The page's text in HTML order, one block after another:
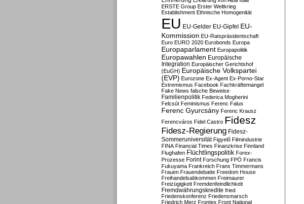
ERSTE Group Erster Weltkrieg
Establishment Ethnische Homogenität
EU EU-Gelder EU-Gipfel EU-
Kommission EU-Ratspräsidentschaft
Euro EURO 2020 Eurobonds Europa
Europaparlament Europapolitik
Europawahlen Europäische
Integration Europäischer Gerichtshof
(EuGH) Europäische Volkspartei
(EVP) Eurozone Ex-Agent Ex-Porno-Star
Extremismus Facebook Fachkräftemangel
Fake News falsche Beweise
Familienpolitik Federica Mogherini
Felcsút Feminismus Ferenc Falus
Ferenc Gyurcsány Ferenc Krausz
Ferencváros Fidel Castro Fidesz
Fidesz-Regierung Fidesz-
Sommeruniversität Figyelő Filmindustrie
FINA Financial Times Finanzkrise Finnland
Flughafen Flüchtlingspolitik Forex-
Prozesse Forint Forschung FPÖ Francis
Fukuyama Frankreich Frans Timmermans
Frauen Frauendebatte Freedom House
Freihandelsabkommen Freimaurer
Freizügigkeit Fremdenfeindlichkeit
Fremdwährungskredite fried
Friedenskonferenz Friedensmarsch
Friedrich Merz Frontex Front National